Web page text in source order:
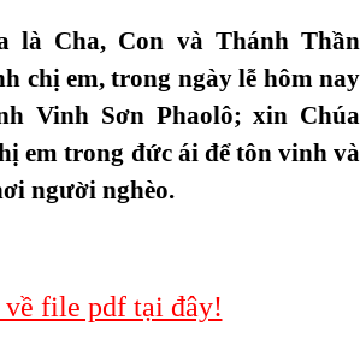
là Cha, Con và Thánh Thần
chị em, trong ngày lễ hôm nay
Vinh Sơn Phaolô; xin Chúa
em trong đức ái để tôn vinh và
người nghèo.
file pdf tại đây!